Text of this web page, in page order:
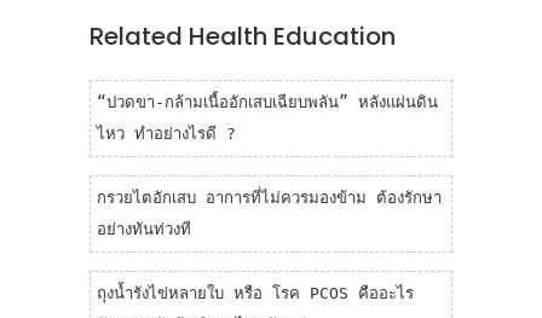
Related Health Education
“ปวดขา-กล้ามเนื้ออักเสบเฉียบพลัน” หลังแผ่นดิน
ไหว ทำอย่างไรดี ?
กรวยไตอักเสบ อาการที่ไม่ควรมองข้าม ต้องรักษา
อย่างทันท่วงที
ถุงน้ำรังไข่หลายใบ หรือ โรค PCOS คืออะไร